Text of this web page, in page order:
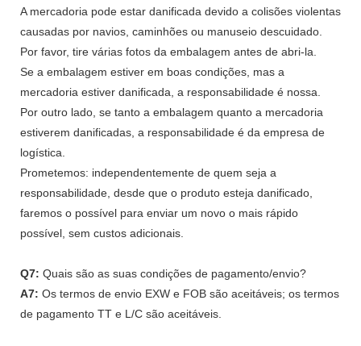
A mercadoria pode estar danificada devido a colisões violentas
causadas por navios, caminhões ou manuseio descuidado.
Por favor, tire várias fotos da embalagem antes de abri-la.
Se a embalagem estiver em boas condições, mas a
mercadoria estiver danificada, a responsabilidade é nossa.
Por outro lado, se tanto a embalagem quanto a mercadoria
estiverem danificadas, a responsabilidade é da empresa de
logística.
Prometemos: independentemente de quem seja a
responsabilidade, desde que o produto esteja danificado,
faremos o possível para enviar um novo o mais rápido
possível, sem custos adicionais.
Q7: Quais são as suas condições de pagamento/envio?
A7: Os termos de envio EXW e FOB são aceitáveis; os termos
de pagamento TT e L/C são aceitáveis.